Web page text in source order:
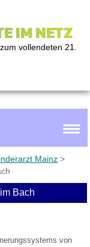
IM NETZ
vollendeten 21.
Mainz >
Bach
von